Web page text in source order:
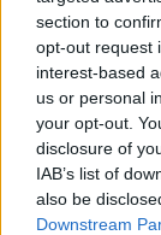
section to
opt-out request
interest-based
us or personal
your opt-out.
disclosure of
IAB’s list of
also be
Downstream
20:06
πρόγνωση:
32°
ΔΕ
30°
ΤΡ
28°
ΤΕ